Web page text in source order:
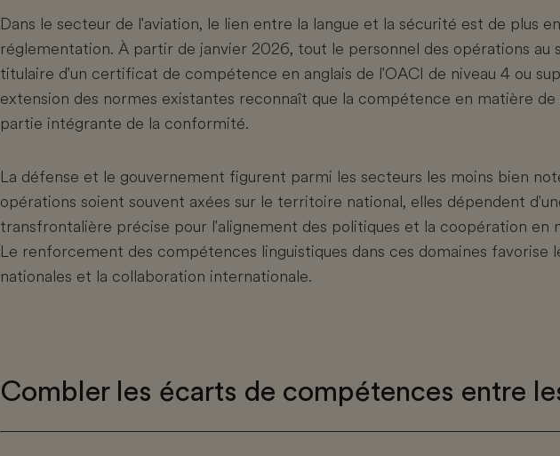
Dans le secteur de l'aviation, le lien entre la langue et la sécurité est de plus
réglementation. À partir de janvier 2026, tout le personnel des opérations au
titulaire d'un certificat de compétence en anglais de l'OACI de niveau 4 ou
extension des normes existantes reconnaît que la compétence en matière
partie intégrante de la conformité.
La défense et le gouvernement figurent parmi les secteurs les moins bien
opérations soient souvent axées sur le territoire national, elles dépendent
transfrontalière précise pour l'alignement des politiques et la coopération en
Le renforcement des compétences linguistiques dans ces domaines favorise
nationales et la collaboration internationale.
Combler les écarts de compétences entre